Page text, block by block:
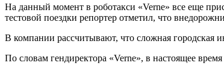
На данный момент в роботакси «Verne» все еще
тестовой поездки репортер отметил, что
В компании рассчитывают, что сложная городская
По словам гендиректора «Verne», в настоящее